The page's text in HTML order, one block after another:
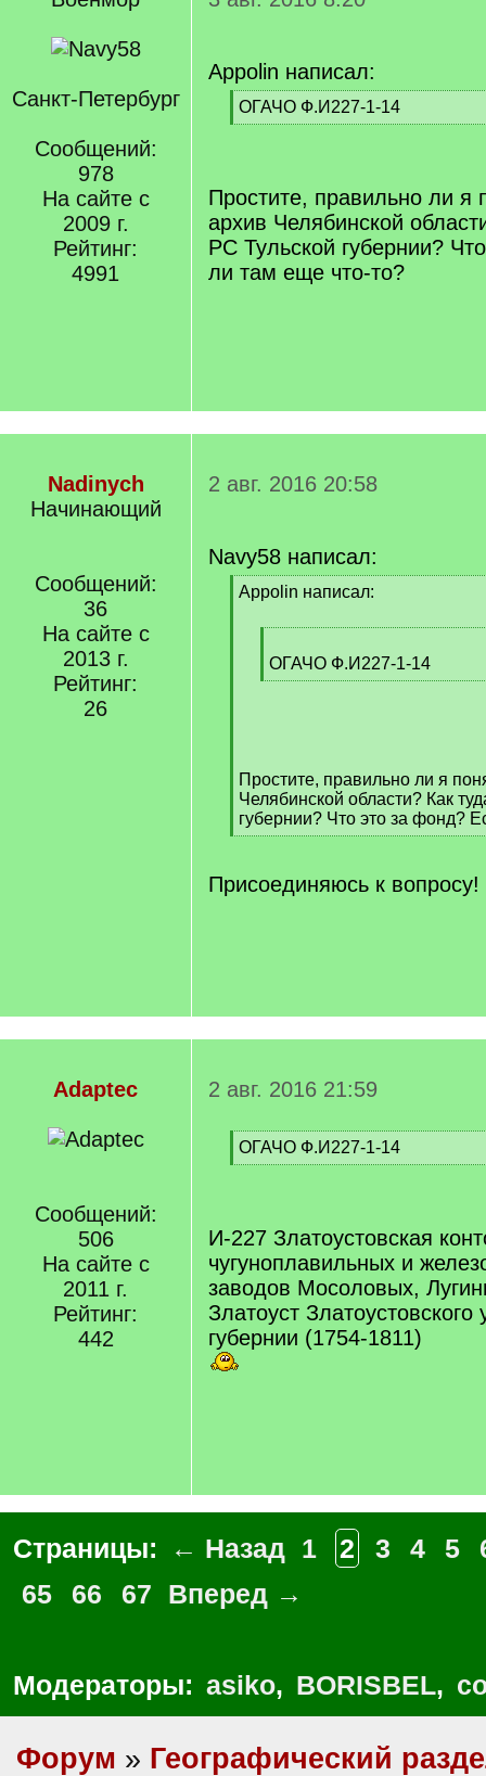
Санкт-Петербург
Сообщений:
978
На сайте с
2009 г.
Рейтинг:
4991
Appolin написал:
[
q
ОГАЧО Ф.И227-1-14
[
Простите, правильно ли я
архив Челябинской
РС Тульской губернии?
ли там еще что-то?
Nadinych
Начинающий
Сообщений:
36
На сайте с
2013 г.
Рейтинг:
26
2 авг. 2016 20:58
Navy58 написал:
[
Appolin написал:
q
]
ОГАЧО Ф.И227-1-14
[
Простите, правильно ли я
Челябинской области? Как
губернии? Что это за фонд?
[
q
]
Присоединяюсь к вопросу!
Adaptec
Сообщений:
506
На сайте с
2011 г.
Рейтинг:
442
2 авг. 2016 21:59
[
q
ОГАЧО Ф.И227-1-14
[
И-227 Златоустовская
чугуноплавильных и
заводов Мосоловых,
Златоуст
губернии (1754-1811)
Страницы: ← Назад 1 2 3 4 5
65
66 67 Вперед →
Модераторы: asiko, BORISBEL,
Форум » Географический